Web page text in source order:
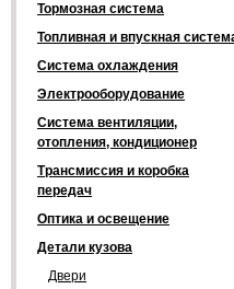
Тормозная система
Топливная и впускная
Система охлаждения
Электрооборудование
Система вентиляции,
отопления, кондиционер
Трансмиссия и коробка
передач
Оптика и освещение
Детали кузова
Двери